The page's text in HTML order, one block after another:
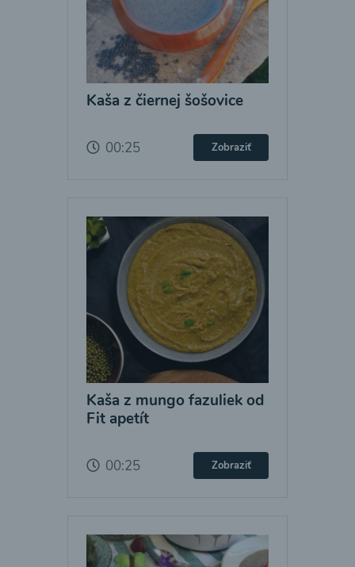
Kaša z čiernej šošovice
00:25 Zobraziť
Kaša z mungo fazuliek od
Fit apetít
00:25 Zobraziť